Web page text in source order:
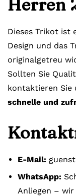
Herren
Dieses Trikot ist
Design und das
originalgetreu
Sollten Sie
kontaktieren Sie
schnelle und
E-Mail:
WhatsApp:
Anliegen –